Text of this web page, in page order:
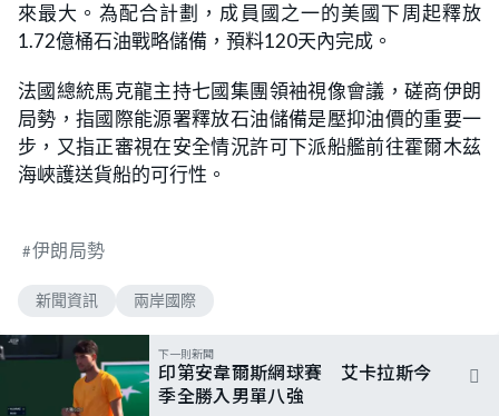
來最大。為配合計劃，成員國之一的美國下周起釋放
1.72億桶石油戰略儲備，預料120天內完成。
法國總統馬克龍主持七國集團領袖視像會議，磋商伊朗
局勢，指國際能源署釋放石油儲備是壓抑油價的重要一
步，又指正審視在安全情況許可下派船艦前往霍爾木茲
海峽護送貨船的可行性。
伊朗局勢
新聞資訊 兩岸國際
下一則新聞
印第安韋爾斯網球賽 艾卡拉斯今
季全勝入男單八強